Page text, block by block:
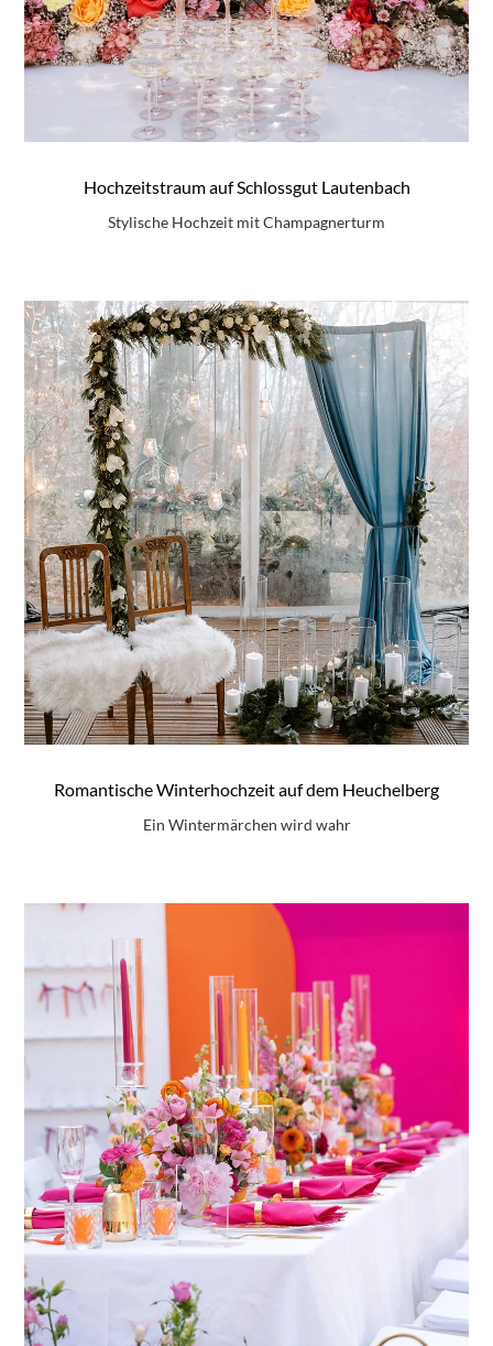
Hochzeitstraum auf Schlossgut Lautenbach
Stylische Hochzeit mit Champagnerturm
Romantische Winterhochzeit auf dem Heuchelberg
Ein Wintermärchen wird wahr